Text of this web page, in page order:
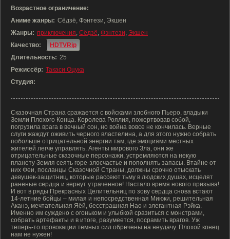
Возрастное ограничение:
Аниме жанры: Сёдзё, Фэнтези, Экшен
Жанры: приключения, Сёдзё, Фэнтези, Экшен
Качество:
HDTVRip
Длительность: 25
Режиссёр: Такаси Оцука
Студия:
Сказочная Страна сражается с войсками злобного Пьеро, владыки
Земли Плохого Конца. Королева Роялия, пожертвовав собой,
погрузила врага в вечный сон, но война вовсе не кончилась. Верные
слуги жаждут оживить черного властелина, а для этого нужно собрать
побольше отрицательной энергии там, где эмоциями местных
жителей легче управлять. Агенты мирового Зла, они же
отрицательные сказочные персонажи, устремляются на некую
планету Земля сеять горе-злосчастье и пополнять запасы. Втайне от
них Феи, посланцы Сказочной Страны, должны срочно отыскать
девушек-защитниц, которые рассеют тьму в людских душах, исцелят
раненые сердца и вернут утраченное! Настало время нового призыва!
И вот в ряды Прекрасных Целительниц по зову сердца снова встают
14-летние бойцы – милая и непосредственная Миюки, решительная
Аканэ, мечтательная Яёй, бесстрашная Нао и элегантная Рэйка.
Именно им суждено с огоньком и улыбкой сразиться с монстрами,
собрать артефакты и в итоге, разумеется, посрамить врагов. Уж
теперь-то провокации темных сил обречены на неудачу. Плохой конец
нам не нужен!